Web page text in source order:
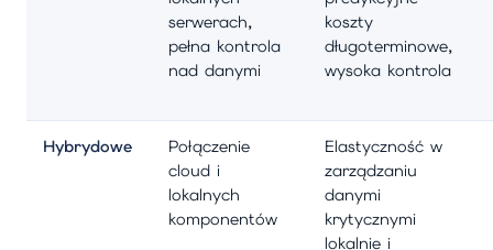
serwerach,
pełna kontrola
nad danymi
koszty
długoterminowe,
wysoka kontrola
Hybrydowe
Połączenie
cloud i
lokalnych
komponentów
Elastyczność w
zarządzaniu
danymi
krytycznymi
lokalnie i